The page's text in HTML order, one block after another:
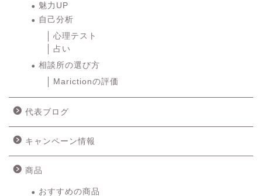
魅力UP
自己分析
心理テスト
占い
相談所の選び方
Marictionの評価
代表ブログ
キャンペーン情報
商品
おすすめの商品